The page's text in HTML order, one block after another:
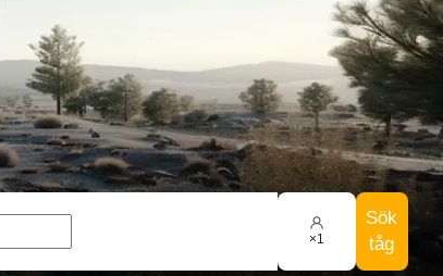
×1
Sök
tåg